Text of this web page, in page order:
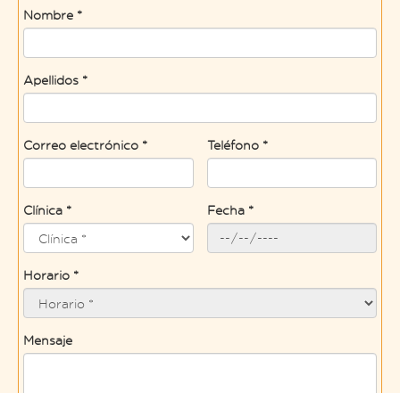
Nombre *
Apellidos *
Correo electrónico * Teléfono *
Clínica * Fecha *
Horario *
Mensaje